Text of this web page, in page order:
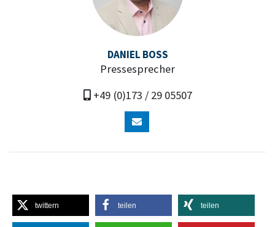
DANIEL BOSS
Pressesprecher
+49 (0)173 / 29 05507
twittern teilen teilen